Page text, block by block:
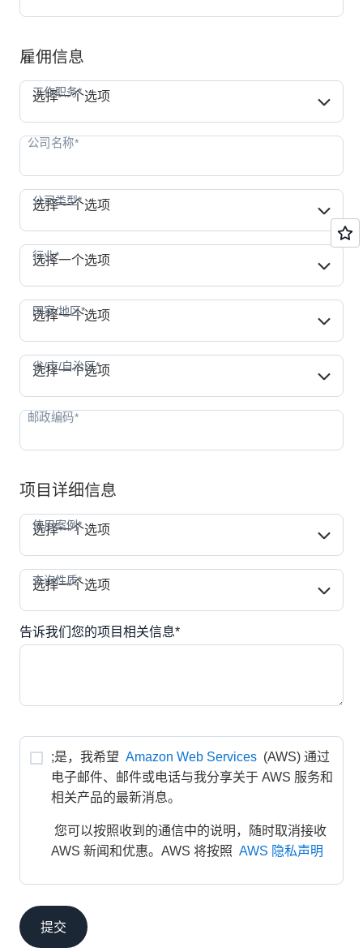
雇佣信息
工作职务*
选择一个选项
公司类型*
选择一个选项
行业*
选择一个选项
国家/地区*
选择一个选项
省/市/自治区*
选择一个选项
项目详细信息
使用案例*
选择一个选项
查询性质*
选择一个选项
告诉我们您的项目相关信息*
;是，我希望 Amazon Web Services (AWS) 通过
电子邮件、邮件或电话与我分享关于 AWS 服务和
相关产品的最新消息。
AWS 新闻和优惠。AWS 将按照 AWS 隐私声明
提交